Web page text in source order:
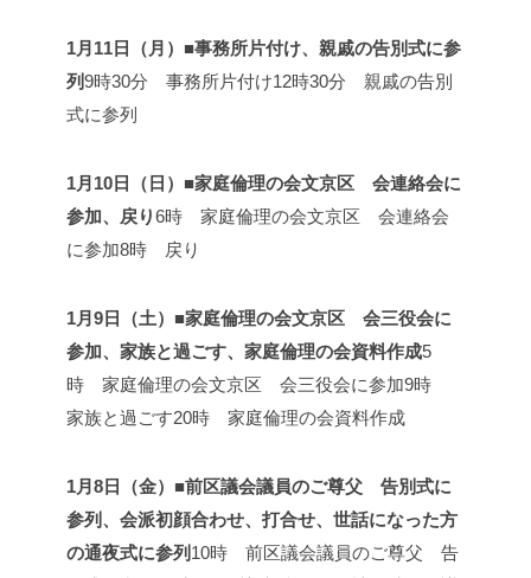
1月11日（月）■事務所片付け、親戚の告別式に参
列9時30分 事務所片付け12時30分 親戚の告別
式に参列
1月10日（日）■家庭倫理の会文京区 会連絡会に
参加、戻り6時 家庭倫理の会文京区 会連絡会
に参加8時 戻り
1月9日（土）■家庭倫理の会文京区 会三役会に
参加、家族と過ごす、家庭倫理の会資料作成5
時 家庭倫理の会文京区 会三役会に参加9時
家族と過ごす20時 家庭倫理の会資料作成
1月8日（金）■前区議会議員のご尊父 告別式に
参列、会派初顔合わせ、打合せ、世話になった方
の通夜式に参列 10時 前区議会議員のご尊父 告